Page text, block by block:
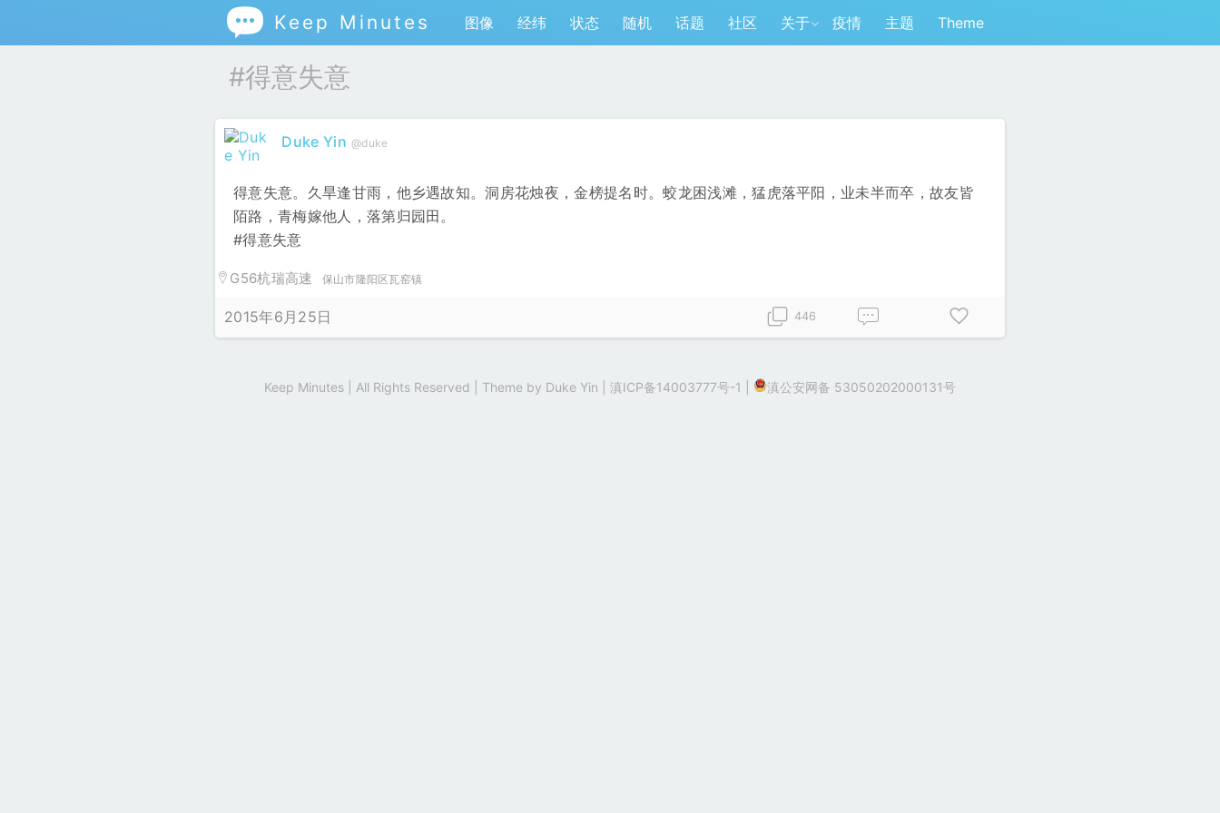
 Keep Minutes 图像 经纬 状态 随机 话题 社区 关于 疫情 主题 Theme
#得意失意
Duke Yin @duke
得意失意。久旱逢甘雨，他乡遇故知。洞房花烛夜，金榜提名时。蛟龙困浅滩，猛虎落平阳，业未半而卒，故友皆
陌路，青梅嫁他人，落第归园田。
#得意失意
G56杭瑞高速 保山市隆阳区瓦窑镇
2015年6月25日 446
Keep Minutes | All Rights Reserved | Theme by Duke Yin 滇ICP备14003777号-1 滇公安网备 53050202000131号